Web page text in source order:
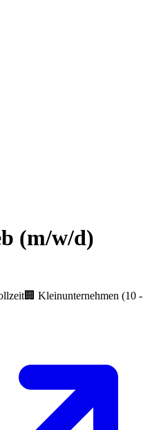
(m/w/d)
🏢 Kleinunternehmen (10 -